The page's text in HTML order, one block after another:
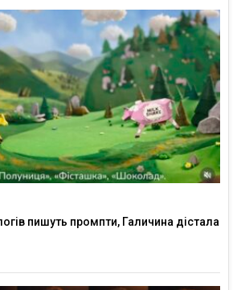
пишуть промпти, Галичина дістала